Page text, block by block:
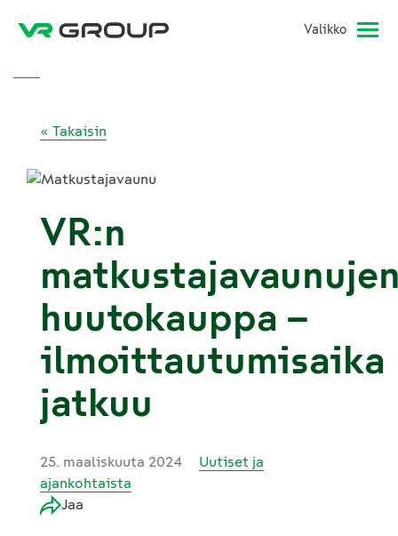
Valikko
« Takaisin
VR:n
huutokauppa –
ilmoittautumisaika
jatkuu
25. maaliskuuta 2024
Uutiset ja
ajankohtaista
Jaa